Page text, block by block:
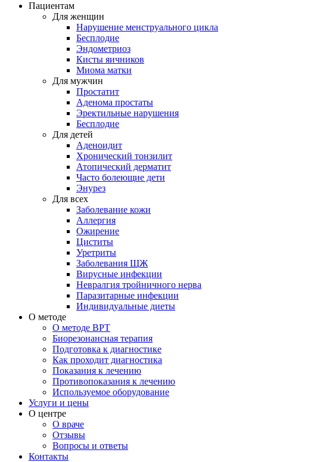
Пациентам
Для женщин
Нарушение менструального цикла
Бесплодие
Эндометриоз
Кисты яичников
Миома матки
Для мужчин
Простатит
Аденома простаты
Эректильные нарушения
Бесплодие
Для детей
Аденоидит
Хронический тонзилит
Атопический дерматит
Часто болеющие дети
Энурез
Для всех
Заболевание кожи
Аллергия
Ожирение
Циститы
Уретриты
Заболевания ЩЖ
Вирусные инфекции
Невралгия тройничного нерва
Паразитарные инфекции
Индивидуальные диеты
О методе
О методе ВРТ
Биорезонансная терапия
Подготовка к диагностике
Как проходит диагностика
Показания к лечению
Противопоказания к лечению
Используемое оборудование
Услуги и цены
О центре
О враче
Отзывы
Вопросы и ответы
Контакты